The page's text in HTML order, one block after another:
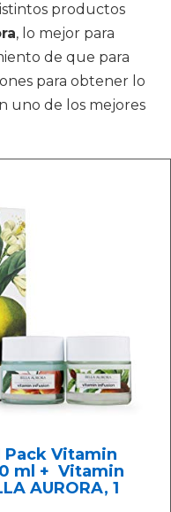
productos
, lo mejor para
de que para
para obtener lo
uno de los mejores
Pack Vitamin
ml + Vitamin
AURORA, 1